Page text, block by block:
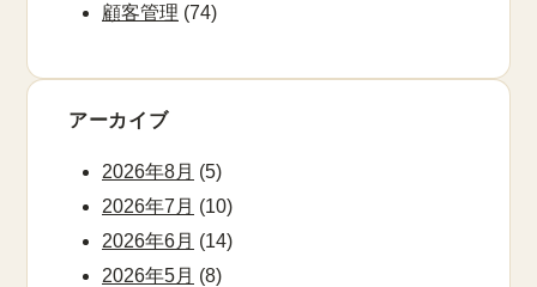
顧客管理 (74)
アーカイブ
2026年8月 (5)
2026年7月 (10)
2026年6月 (14)
2026年5月 (8)